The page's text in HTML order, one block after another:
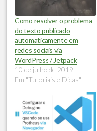
Como resolver o problema
do texto publicado
automaticamente em
redes sociais via
WordPress / Jetpack
10 de julho de 2019
Em "Tutoriais e Dicas"